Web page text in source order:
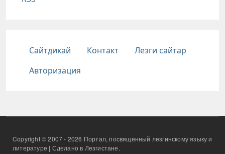
Подвал
Сайтдикай Контакт
Лезги сайтар
Авторизация
Copyright © 2007 - 2026 Портал, посвященный лезгинскому языку и
литературе | Сделано в Лезгистане.